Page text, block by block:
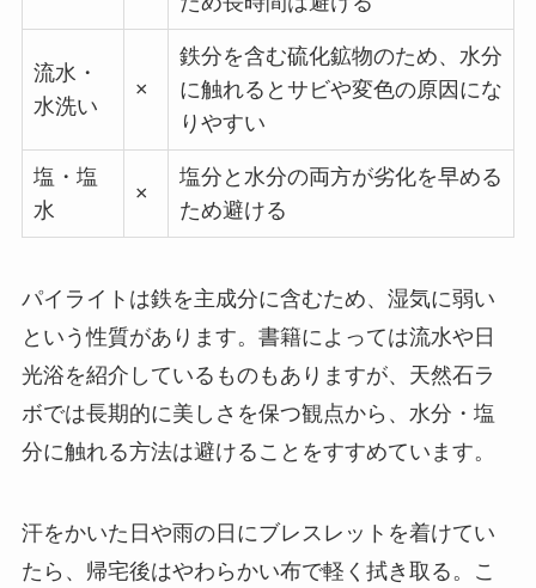
流水・
水洗い
×
鉄分を含む硫化鉱物のため、水分
に触れるとサビや変色の原因にな
りやすい
塩・塩
水
×
塩分と水分の両方が劣化を早める
ため避ける
パイライトは鉄を主成分に含むため、湿気に弱い
という性質があります。書籍によっては流水や日
光浴を紹介しているものもありますが、天然石ラ
ボでは長期的に美しさを保つ観点から、水分・塩
分に触れる方法は避けることをすすめています。
汗をかいた日や雨の日にブレスレットを着けてい
たら、帰宅後はやわらかい布で軽く拭き取る。こ